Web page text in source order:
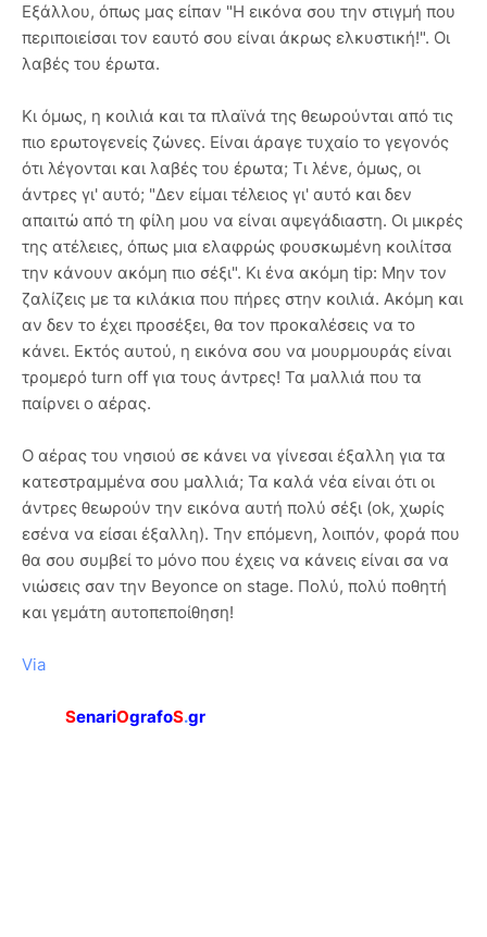
Εξάλλου, όπως μας είπαν "Η εικόνα σου την στιγμή που
περιποιείσαι τον εαυτό σου είναι άκρως ελκυστική!". Οι
λαβές του έρωτα.
Κι όμως, η κοιλιά και τα πλαϊνά της θεωρούνται από τις
πιο ερωτογενείς ζώνες. Είναι άραγε τυχαίο το γεγονός
ότι λέγονται και λαβές του έρωτα; Τι λένε, όμως, οι
άντρες γι' αυτό; "Δεν είμαι τέλειος γι' αυτό και δεν
απαιτώ από τη φίλη μου να είναι αψεγάδιαστη. Οι μικρές
της ατέλειες, όπως μια ελαφρώς φουσκωμένη κοιλίτσα
την κάνουν ακόμη πιο σέξι". Κι ένα ακόμη tip: Μην τον
ζαλίζεις με τα κιλάκια που πήρες στην κοιλιά. Ακόμη και
αν δεν το έχει προσέξει, θα τον προκαλέσεις να το
κάνει. Εκτός αυτού, η εικόνα σου να μουρμουράς είναι
τρομερό turn off για τους άντρες! Τα μαλλιά που τα
παίρνει ο αέρας.
Ο αέρας του νησιού σε κάνει να γίνεσαι έξαλλη για τα
κατεστραμμένα σου μαλλιά; Τα καλά νέα είναι ότι οι
άντρες θεωρούν την εικόνα αυτή πολύ σέξι (ok, χωρίς
εσένα να είσαι έξαλλη). Την επόμενη, λοιπόν, φορά που
θα σου συμβεί το μόνο που έχεις να κάνεις είναι σα να
νιώσεις σαν την Beyonce on stage. Πολύ, πολύ ποθητή
και γεμάτη αυτοπεποίθηση!
Via
SenariOgrafoS.gr